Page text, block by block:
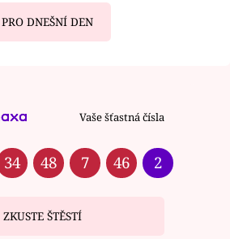
DNEŠNÍ DEN
Vaše šťastná čísla
34 48 7 46 2
ZKUSTE ŠTĚSTÍ